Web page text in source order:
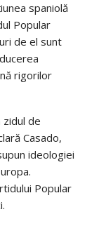
spaniolă
Popular
de el sunt
rigorilor
de
Casado,
ideologiei
Popular